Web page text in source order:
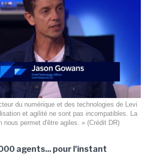
du numérique et des technologies de Levi
et agilité ne sont pas incompatibles. La
nous permet d'être agiles. » (Crédit DR)
agents... pour l'instant